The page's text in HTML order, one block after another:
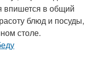
впишется в общий
блюд и посуды,
столе.